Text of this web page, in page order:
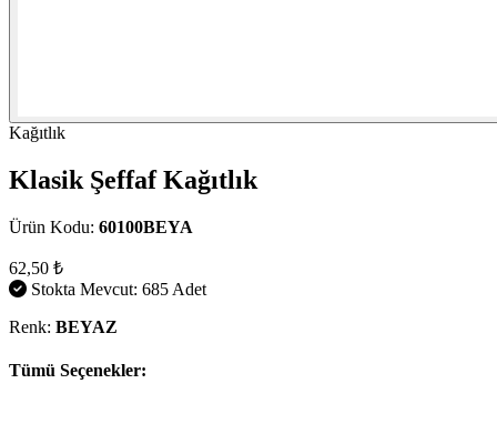
Kağıtlık
Klasik Şeffaf Kağıtlık
Ürün Kodu: 60100BEYA
62,50 ₺
Stokta Mevcut: 685 Adet
Renk: BEYAZ
Tümü Seçenekler: